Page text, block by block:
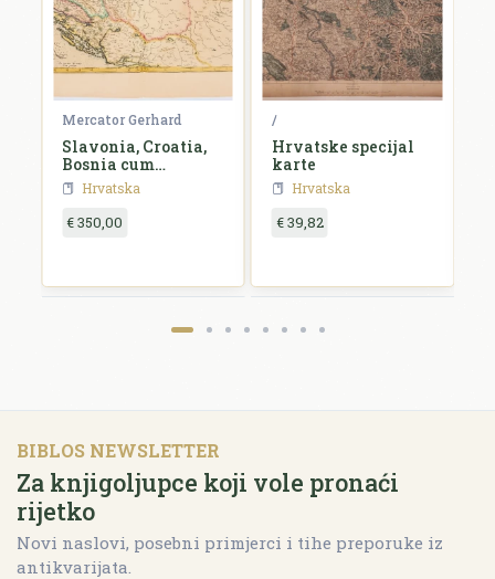
Mercator Gerhard
Slavonia, Croatia,
Bosnia cum
Dalmatiae parte
Hrvatska
€ 350,00
/
Hrvatske specijal
karte
Hrvatska
€ 39,82
BIBLOS NEWSLETTER
Za knjigoljupce koji vole pronaći
rijetko
Novi naslovi, posebni primjerci i tihe preporuke iz
antikvarijata.